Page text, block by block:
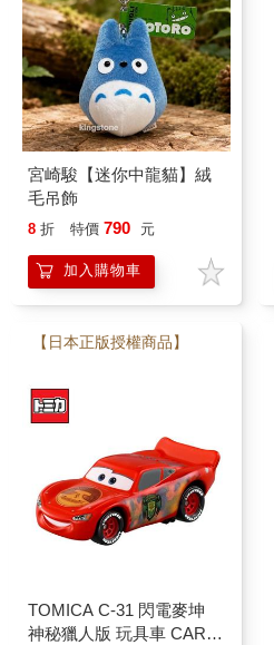
宮崎駿【迷你中龍貓】絨
毛吊飾
8 折 特價 790 元
加入購物車
【日本正版授權商品】
TOMICA C-31 閃電麥坤
神秘獵人版 玩具車 CARS